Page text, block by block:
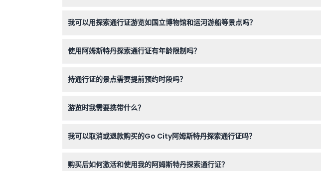
我可以用探索通行证游览如国立博物馆和运河游船等景点吗？
使用阿姆斯特丹探索通行证有年龄限制吗？
持通行证的景点需要提前预约时段吗？
游览时我需要携带什么？
我可以取消或退款购买的Go City阿姆斯特丹探索通行证吗？
购买后如何激活和使用我的阿姆斯特丹探索通行证？